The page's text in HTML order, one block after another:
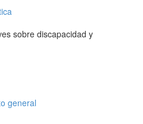
sobre discapacidad y
general